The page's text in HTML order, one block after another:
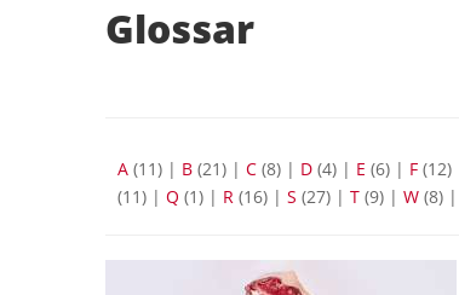
Glossar
A (11) | B (21) | C (8) | D (4) | E (6) | F (12)
(11) | Q (1) | R (16) | S (27) | T (9) | W (8) |